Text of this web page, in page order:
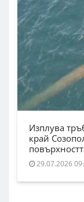
Изплува
край
29.07.2026